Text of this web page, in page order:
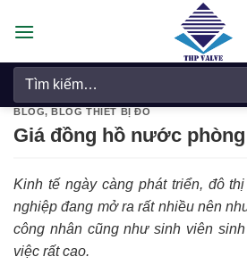
đến
dung
Tìm
BLOG,BLOG THIẾT BỊ ĐO
Giá đồng hồ nước
Kinh tế ngày càng phát triển, đô thị
nghiệp đang mở ra rất nhiều nên
công nhân cũng như sinh viên
việc rất cao.